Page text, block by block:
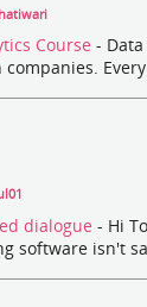
Course -
companies.
dialogue - Hi
software isn't